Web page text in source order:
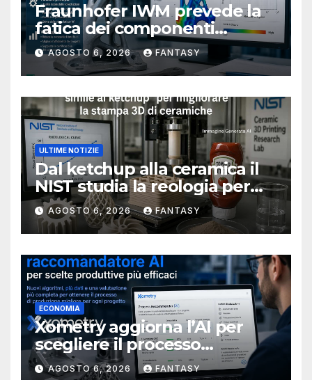
Fraunhofer IWM prevede la
fatica dei componenti
metallici stampati in 3D
AGOSTO 6, 2026 FANTASY
ULTIME NOTIZIE
Dal ketchup alla ceramica il
NIST studia la reologia per
rendere più affidabile la
stampa 3D
AGOSTO 6, 2026 FANTASY
ECONOMIA
Xometry aggiorna l’AI per
scegliere il processo
produttivo più adatto
AGOSTO 6, 2026 FANTASY